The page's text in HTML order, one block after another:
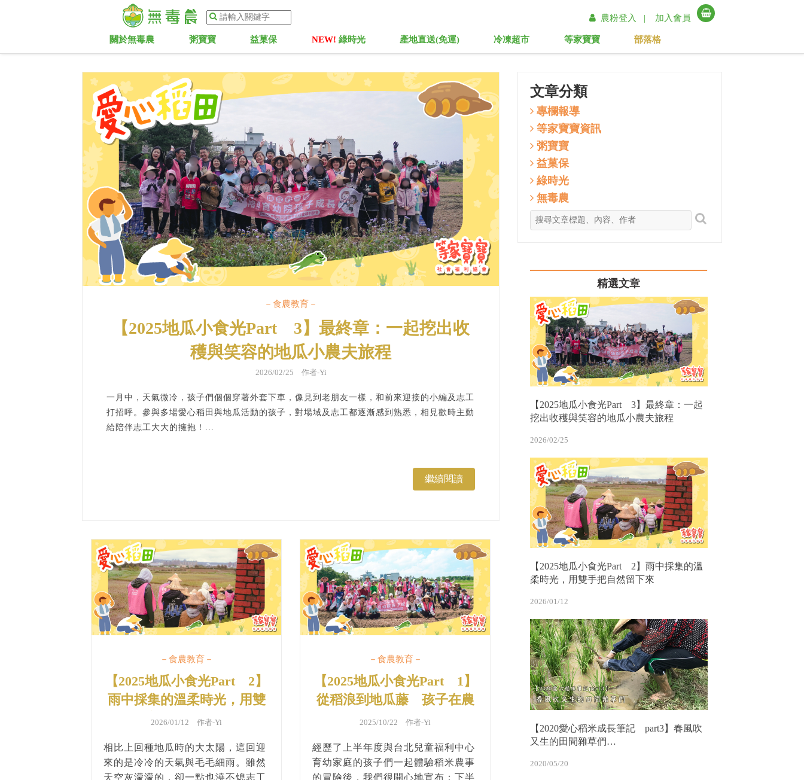
農粉登入 | 加入會員
關於無毒農 粥寶寶 益菓保 NEW! 綠時光 產地直送(免運) 冷凍超市 等家寶寶 部落格
－食農教育－
【2025地瓜小食光Part 3】最終章：一起挖出收
穫與笑容的地瓜小農夫旅程
2026/02/25 作者-Yi
一月中，天氣微冷，孩子們個個穿著外套下車，像見到老朋友一樣，和前來迎接的小編及志工
打招呼。參與多場愛心稻田與地瓜活動的孩子，對場域及志工都逐漸感到熟悉，相見歡時主動
給陪伴志工大大的擁抱！...
繼續閱讀
－食農教育－
【2025地瓜小食光Part 2】
雨中採集的溫柔時光，用雙
手把自然留下來
2026/01/12 作者-Yi
相比上回種地瓜時的大太陽，這回迎
來的是冷冷的天氣與毛毛細雨。雖然
天空灰濛濛的，卻一點也澆不熄志工
－食農教育－
【2025地瓜小食光Part 1】
從稻浪到地瓜藤 孩子在農
田中成長
2025/10/22 作者-Yi
經歷了上半年度與台北兒童福利中心
育幼家庭的孩子們一起體驗稻米農事
的冒險後，我們很開心地宣布：下半
文章分類
專欄報導
等家寶寶資訊
粥寶寶
益菓保
綠時光
無毒農
精選文章
【2025地瓜小食光Part 3】最終章：一起
挖出收穫與笑容的地瓜小農夫旅程
2026/02/25
【2025地瓜小食光Part 2】雨中採集的溫
柔時光，用雙手把自然留下來
2026/01/12
【2020愛心稻米成長筆記 part3】春風吹
又生的田間雜草們…
2020/05/20